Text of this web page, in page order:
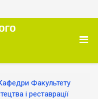
Факультету
і реставрації